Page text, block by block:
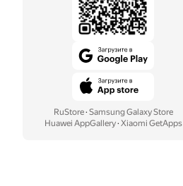
RuStore· Samsung Galaxy Store
Huawei AppGallery· Xiaomi GetApps